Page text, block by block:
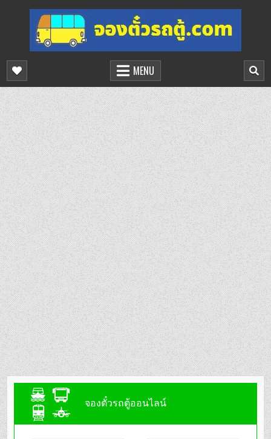
content
จองตั๋วรถตู้ออนไลน์
บริการจองตั๋วรถตู้ออนไลน์
MENU
จองตั๋วรถตู้ออนไลน์